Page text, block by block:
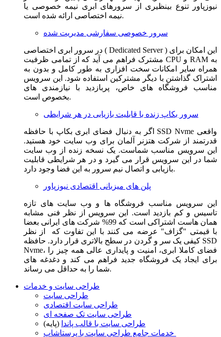
نیوزپاور تنوع بینظیری از سرورهای ابری نیمه خصوصی یا
نیمه اختصاصی ارائه شده است.
سرور خصوصی سفارشی مدیریت شده
در سرور ابری اختصاصی ( Dedicated Server ) این امکان برای
مشترک فراهم می آید که از تمامی ظرفیت CPU و RAM به
همراه سایر امکانات سخت افزاری به طور کامل و بدون به
اشتراک گذاشتن با دیگر مشترکین استفاده شود. این سرویس
مناسب فروشگاه های خاص، پربازدید با نیازمندی های
بخصوص است.
سرور بکاپ زنده با قابلیت بازیابی در هر شرایطی
اگر به دنبال فضای ابری بکاپ با حافظه SSD Nvme واقعی
قدرتمند از شرکت هتزنر آلمان برای وب سایت خود هستید.
این سرویس مناسب شماست. یک نسخه زنده از وب سایت
شما در این سرویس قرار می گیرد و در هر شرایطی قابلیت
بازیابی و اتصال نیم سرور به این فضا وجود دارد.
پلن های میزبانی اقتصادی نیوزپاور
این سرویس مناسب فروشگاه ها و وب سایت های تازه
تاسیس و کم بازدید است. این سرویس از نظر فنی مشابه
همان هاست اشتراکی است که 99% شرکت های ایرانی بعضا
با قیمتی "گزاف" عرضه می کنند با این تفاوت که از نظر
کیفی یک سر و گردن در سطح بالاتری قرار دارد. حافظه SSD
Nvme، فضای کاملا ابری، امنیت و پایداری عالی همه چیز را
برای ایجاد یک فروشگاه جدید فراهم می کند و دغدغه های
شما را به حداقل می رساند.
طراحی سایت و خدمات
طراحی سایت
طراحی سایت اقتصادی
طراحی سایت تک صفحه ای
طراحی سایت با قالب پاندا (پایه)